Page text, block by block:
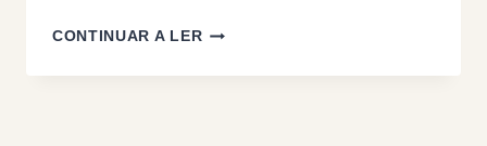
CONTINUAR A LERDA
TENHO